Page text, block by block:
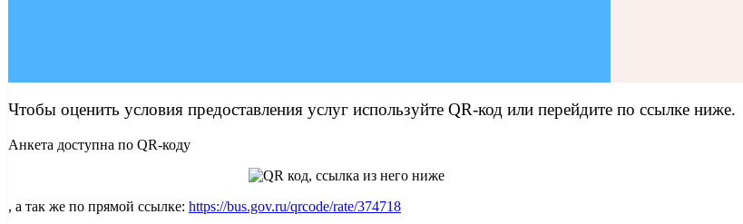
Чтобы оценить условия предоставления услуг используйте QR-код или перейдите по ссылке ниже.
Анкета доступна по QR-коду
, а так же по прямой ссылке: https://bus.gov.ru/qrcode/rate/374718